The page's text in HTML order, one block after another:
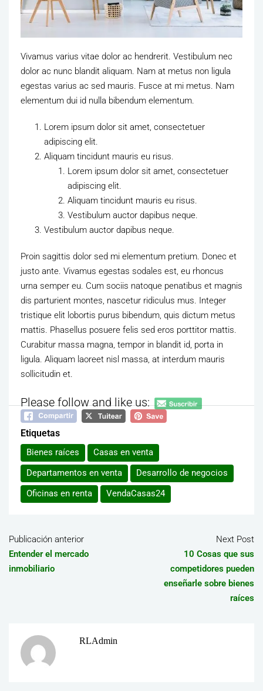
Vivamus varius vitae dolor ac hendrerit. Vestibulum nec
dolor ac nunc blandit aliquam. Nam at metus non ligula
egestas varius ac sed mauris. Fusce at mi metus. Nam
elementum dui id nulla bibendum elementum.
Lorem ipsum dolor sit amet, consectetuer
adipiscing elit.
Aliquam tincidunt mauris eu risus.
Lorem ipsum dolor sit amet, consectetuer
adipiscing elit.
Aliquam tincidunt mauris eu risus.
Vestibulum auctor dapibus neque.
Vestibulum auctor dapibus neque.
Proin sagittis dolor sed mi elementum pretium. Donec et
justo ante. Vivamus egestas sodales est, eu rhoncus
urna semper eu. Cum sociis natoque penatibus et magnis
dis parturient montes, nascetur ridiculus mus. Integer
tristique elit lobortis purus bibendum, quis dictum metus
mattis. Phasellus posuere felis sed eros porttitor mattis.
Curabitur massa magna, tempor in blandit id, porta in
ligula. Aliquam laoreet nisl massa, at interdum mauris
sollicitudin et.
Please follow and like us:
Etiquetas
Bienes raíces
Casas en venta
Departamentos en venta
Desarrollo de negocios
Oficinas en renta
VendaCasas24
Publicación anterior
Entender el mercado
inmobiliario
Next Post
10 Cosas que sus
competidores pueden
enseñarle sobre bienes
raíces
RLAdmin